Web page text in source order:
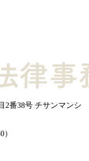
2番38号 チサンマンシ